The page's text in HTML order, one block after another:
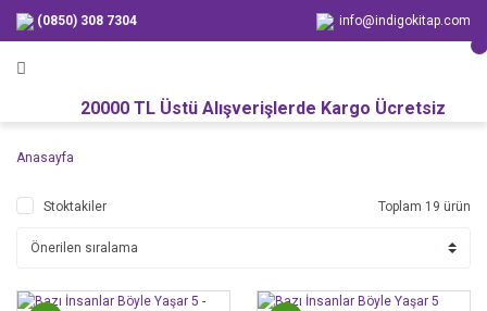
(0850) 308 7304 info@indigokitap.com
20000 TL Üstü Alışverişlerde Kargo Ücretsiz
Anasayfa
Stoktakiler Toplam 19 ürün